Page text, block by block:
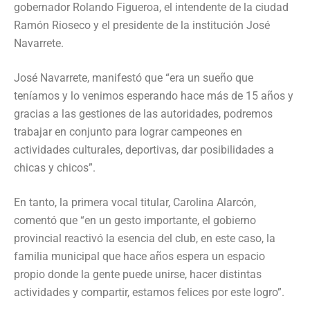
gobernador Rolando Figueroa, el intendente de la ciudad
Ramón Rioseco y el presidente de la institución José
Navarrete.
José Navarrete, manifestó que “era un sueño que
teníamos y lo venimos esperando hace más de 15 años y
gracias a las gestiones de las autoridades, podremos
trabajar en conjunto para lograr campeones en
actividades culturales, deportivas, dar posibilidades a
chicas y chicos”.
En tanto, la primera vocal titular, Carolina Alarcón,
comentó que “en un gesto importante, el gobierno
provincial reactivó la esencia del club, en este caso, la
familia municipal que hace años espera un espacio
propio donde la gente puede unirse, hacer distintas
actividades y compartir, estamos felices por este logro”.